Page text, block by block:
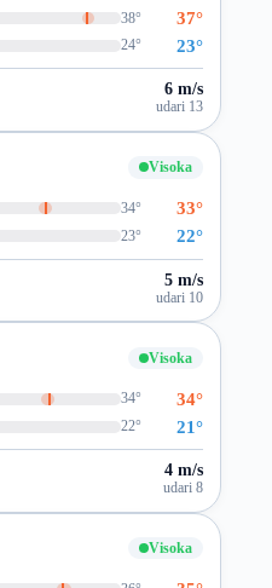
38° 37°
24° 23°
6 m/s
udari 13
Visoka
34° 33°
23° 22°
5 m/s
udari 10
Visoka
34° 34°
22° 21°
4 m/s
udari 8
Visoka